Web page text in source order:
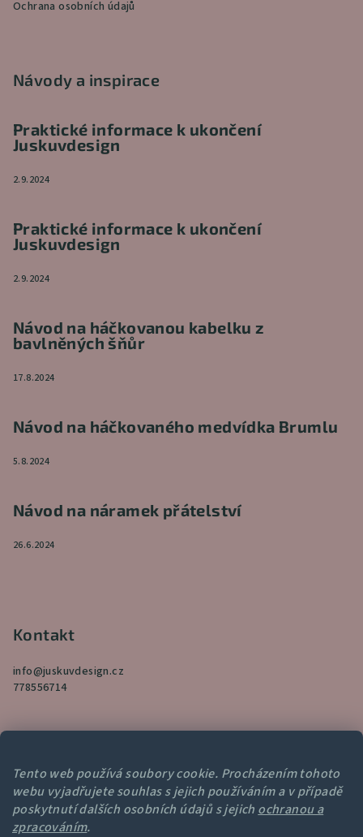
Tento web používá soubory cookie. Procházením tohoto
webu vyjadřujete souhlas s jejich používáním a v případě
poskytnutí dalších osobních údajů s jejich ochranou a
zpracováním.
Ochrana osobních údajů
Návody a inspirace
Praktické informace k ukončení
Juskuvdesign
2.9.2024
Praktické informace k ukončení
Juskuvdesign
2.9.2024
Návod na háčkovanou kabelku z
bavlněných šňůr
17.8.2024
Návod na háčkovaného medvídka Brumlu
5.8.2024
Návod na náramek přátelství
26.6.2024
Kontakt
info@juskuvdesign.cz
778556714
Přijímáme online platby